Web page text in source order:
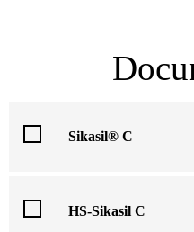
Sikasil® C
HS-Sikasil C